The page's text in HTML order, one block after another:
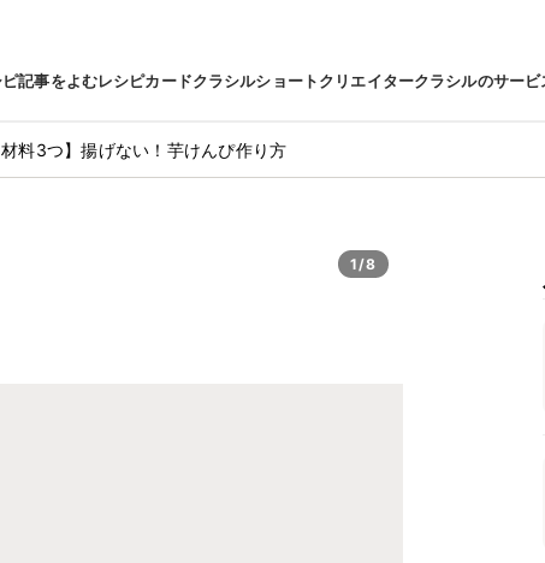
記事をよむレシピカードクラシルショートクリエイタークラシルのサービ
材料3つ】揚げない！芋けんぴ作り方
1/8